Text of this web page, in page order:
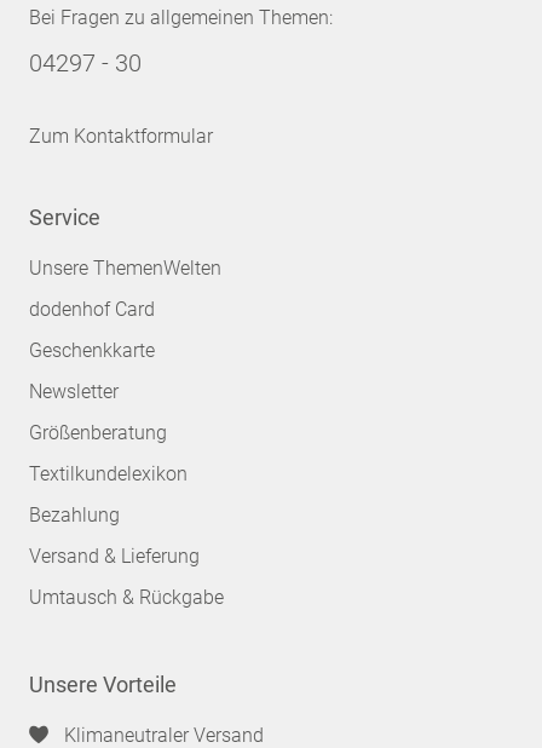
Bei Fragen zu allgemeinen Themen:
04297 - 30
Zum Kontaktformular
Service
Unsere ThemenWelten
dodenhof Card
Geschenkkarte
Newsletter
Größenberatung
Textilkundelexikon
Bezahlung
Versand & Lieferung
Umtausch & Rückgabe
Unsere Vorteile
Klimaneutraler Versand